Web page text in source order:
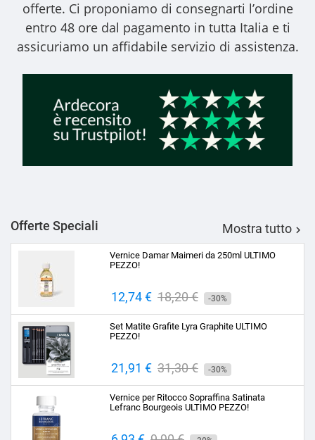
offerte. Ci proponiamo di consegnarti l’ordine
entro 48 ore dal pagamento in tutta Italia e ti
assicuriamo un affidabile servizio di assistenza.
Offerte Speciali Mostra tutto 
Vernice Damar Maimeri da 250ml ULTIMO
PEZZO!
Prezzo
12,74 € Prezzo
base
18,20 € -30%
Set Matite Grafite Lyra Graphite ULTIMO
PEZZO!
Prezzo
21,91 € Prezzo
base
31,30 € -30%
Vernice per Ritocco Sopraffina Satinata
Lefranc Bourgeois ULTIMO PEZZO!